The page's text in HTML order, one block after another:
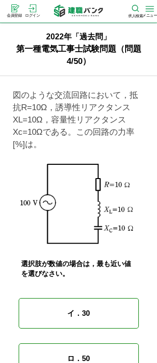
会員登録 ログイン 求人検索メニュー
2022年「過去問」
第一種電気工事士試験問題（問題
4/50）
図のような交流回路において，抵
抗R=10Ω，誘導性リアクタンス
XL=10Ω，容量性リアクタンス
Xc=10Ωである。この回路の力率
[%]は。
選択肢が数値の場合は，最も近い値
を選びなさい。
イ．30
ロ．50